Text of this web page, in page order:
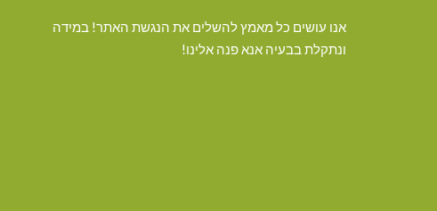
אנו עושים כל מאמץ להשלים את הנגשת האתר! במידה
ונתקלת בבעיה אנא פנה אלינו!